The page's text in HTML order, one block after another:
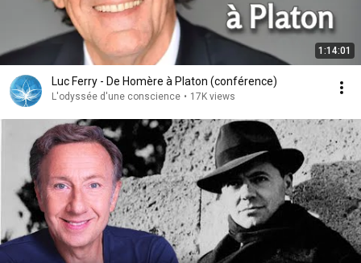
1:14:01
Luc Ferry - De Homère à Platon (conférence)
L'odyssée d'une conscience • 17K views